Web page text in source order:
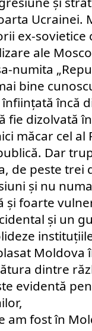
Ucrainei.
ex-sovietice
ale
numita
bine
încă
fie dizolvată
măcar cel al
Dar
de peste trei
și nu
și foarte
și un
dintre
evidentă
am fost în